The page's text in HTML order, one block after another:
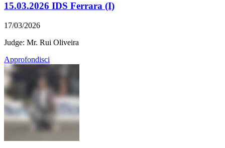
15.03.2026 IDS Ferrara (I)
17/03/2026
Judge: Mr. Rui Oliveira
Approfondisci